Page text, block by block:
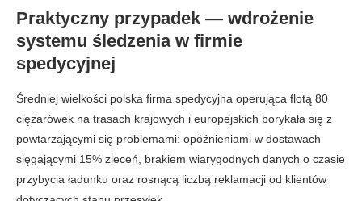
Praktyczny przypadek — wdrożenie
systemu śledzenia w firmie
spedycyjnej
Średniej wielkości polska firma spedycyjna operująca flotą 80
ciężarówek na trasach krajowych i europejskich borykała się z
powtarzającymi się problemami: opóźnieniami w dostawach
sięgającymi 15% zleceń, brakiem wiarygodnych danych o czasie
przybycia ładunku oraz rosnącą liczbą reklamacji od klientów